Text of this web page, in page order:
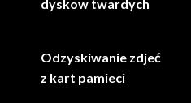
dyskow twardych
Odzyskiwanie zdjeć
z kart pamieci